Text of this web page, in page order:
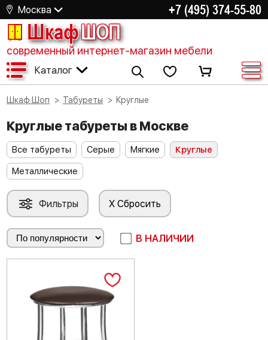
Москва +7 (495) 374-55-80
ШкафШОП
современный интернет-магазин мебели
Каталог
Шкаф Шоп Табуреты Круглые
Круглые табуреты в Москве
Все табуреты Серые Мягкие
Круглые
Металлические
Фильтры X Сбросить
В НАЛИЧИИ